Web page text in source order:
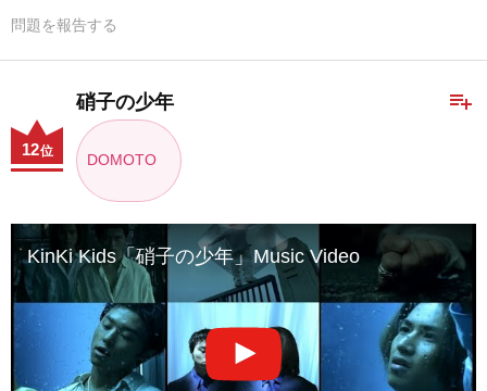
問題を報告する
playlist_add
硝子の少年
DOMOTO
12位
KinKi Kids「硝子の少年」Music Video